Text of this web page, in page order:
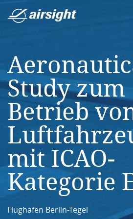
Study zum
Betrieb
mit ICAO-
Kategorie
Flughafen Berlin-Tegel